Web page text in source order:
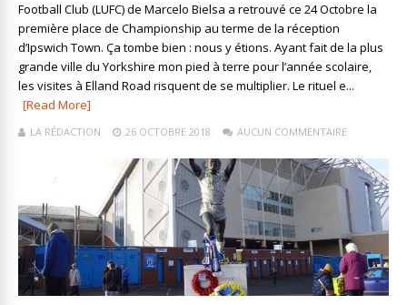
Football Club (LUFC) de Marcelo Bielsa a retrouvé ce 24 Octobre la
première place de Championship au terme de la réception
d’Ipswich Town. Ça tombe bien : nous y étions. Ayant fait de la plus
grande ville du Yorkshire mon pied à terre pour l’année scolaire,
les visites à Elland Road risquent de se multiplier. Le rituel e...
[Read More]
LA RÉDACTION 26 OCTOBRE 2018 AUCUN COMMENTAIRE